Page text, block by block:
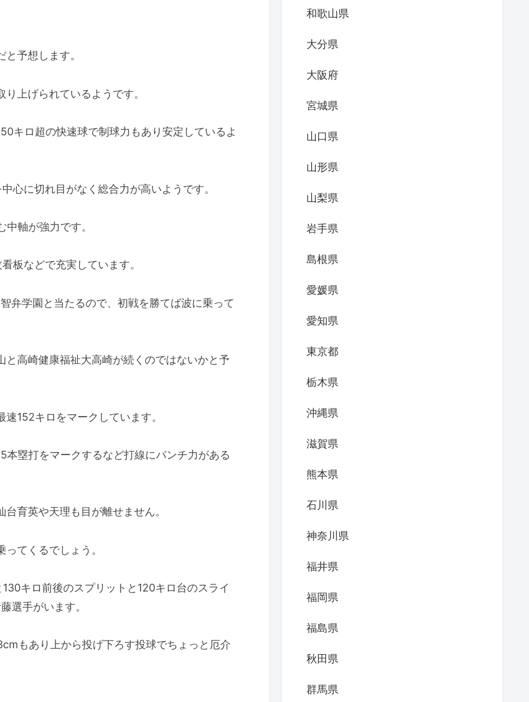
予想します。
上げられているようです。
キロ超の快速球で制球力もあり安定しているよ
心に切れ目がなく総合力が高いようです。
軸が強力です。
板などで充実しています。
弁学園と当たるので、初戦を勝てば波に乗って
高崎健康福祉大高崎が続くのではないかと予
152キロをマークしています。
塁打をマークするなど打線にパンチ力がある
育英や天理も目が離せません。
てくるでしょう。
キロ前後のスプリットと120キロ台のスライ
選手がいます。
もあり上から投げ下ろす投球でちょっと厄介
和歌山県
大分県
大阪府
宮城県
山口県
山形県
山梨県
岩手県
島根県
愛媛県
愛知県
東京都
栃木県
沖縄県
滋賀県
熊本県
石川県
神奈川県
福井県
福岡県
福島県
秋田県
群馬県